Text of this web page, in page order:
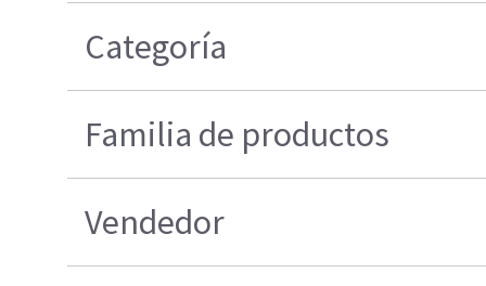
Categoría
Familia de productos
Vendedor